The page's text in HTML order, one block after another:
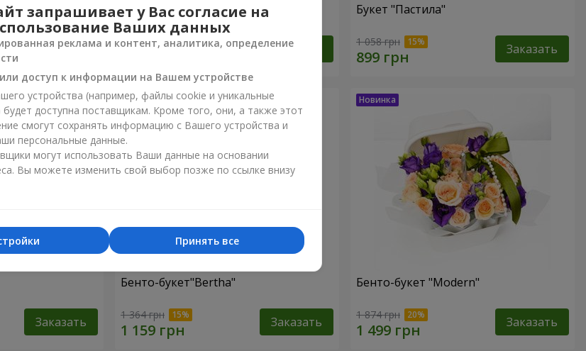
Заказать
Букет "Марта"
3 279 грн Заказать
Букет "Пастила"
1 058 грн Заказать
Заказать
Бенто-букет"Bertha"
1 364 грн Заказать
Бенто-букет "Modern"
1 874 грн Заказать
запрашивает у Вас согласие на
Ваших данных
реклама и контент, аналитика, определение
доступ к информации на Вашем устройстве
устройства (например, файлы cookie и уникальные
доступна поставщикам. Кроме того, они, а также этот
смогут сохранять информацию с Вашего устройства и
персональные данные.
могут использовать Ваши данные на основании
Вы можете изменить свой выбор позже по ссылке внизу
Принять все